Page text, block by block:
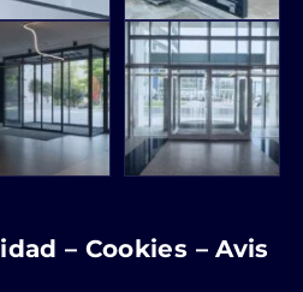
– Cookies – Avis